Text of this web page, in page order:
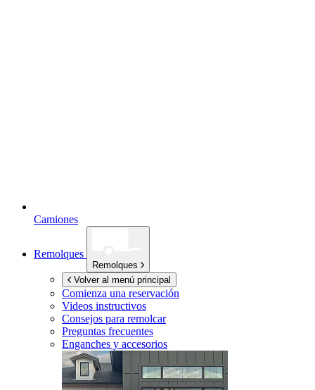
Camiones
Remolques
Remolques
Volver al menú principal
Comienza una reservación
Videos instructivos
Consejos para remolcar
Preguntas frecuentes
Enganches y accesorios